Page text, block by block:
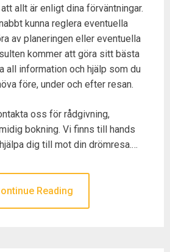
allt är enligt dina förväntningar.
kunna reglera eventuella
av planeringen eller eventuella
kommer att göra sitt bästa
all information och hjälp som du
före, under och efter resan.
oss för rådgivning,
bokning. Vi finns till hands
dig till mot din drömresa.…
Reading